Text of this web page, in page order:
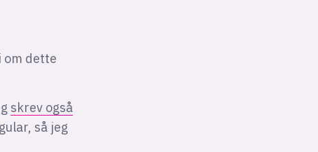
om dette
skrev også
så jeg